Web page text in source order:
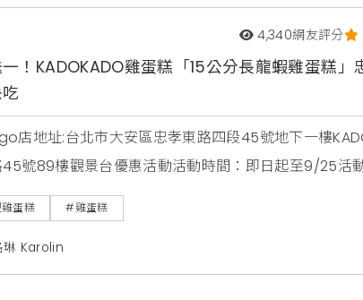
4,340網友評分
！KADOKADO雞蛋糕「15公分長龍蝦雞蛋糕」
店地址:台北市大安區忠孝東路四段45號地下一樓
號89樓觀景台優惠活動活動時間：即日起至9/25活
價88元)就送另外三款隨機1支。2、購買造型雞蛋糕(除
元。
蛋糕 #雞蛋糕
琳 Karolin